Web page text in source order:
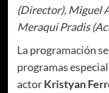
(Director), Miguel
Meraqui Pradis
La programación
programas
actorKristyan